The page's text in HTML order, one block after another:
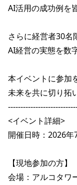
AI活用の成功例を
さらに経営者30名
AI経営の実態を数
本イベントに参加
未来を共に切り拓
<イベント詳細>
開催日時：2026年
【現地参加の方】
会場：アルコタワ